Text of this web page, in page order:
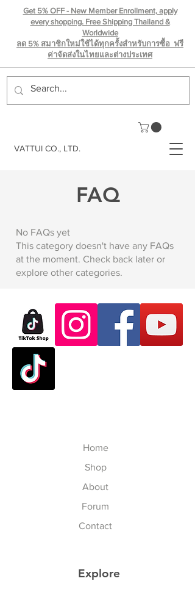
VATTUI CO., LTD.
Get 5% OFF - New Member Enrollment, apply
every shopping. Free Shipping Thailand &
Worldwide
ลด 5% สมาชิกใหม่ใช้ได้ทุกครั้งสำหรับการซื้อ ฟรี
ค่าจัดส่งในไทยเเละต่างประเทศ
FAQ
No FAQs yet
This category doesn't have any FAQs
at the moment. Check back later or
explore other categories.
Home
Shop
About
Forum
Contact
Explore